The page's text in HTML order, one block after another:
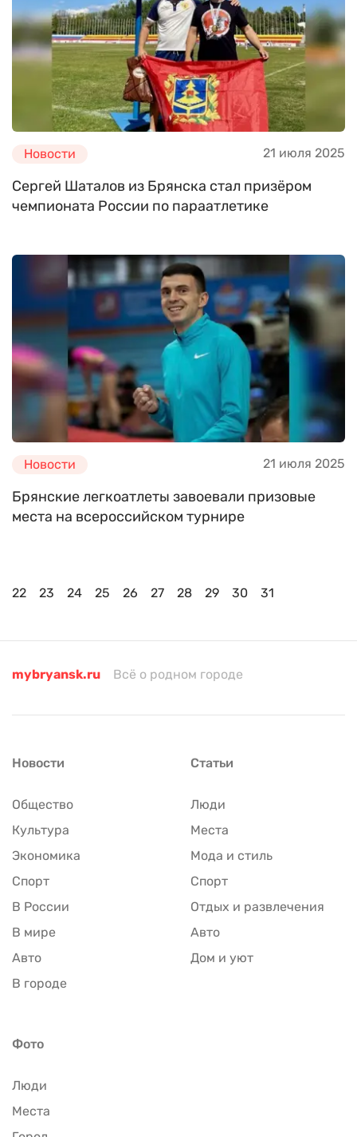
Новости 21 июля 2025
Сергей Шаталов из Брянска стал призёром
чемпионата России по параатлетике
Новости 21 июля 2025
Брянские легкоатлеты завоевали призовые
места на всероссийском турнире
22 23 24 25 26 27 28 29 30 31
mybryansk.ru Всё о родном городе
Новости
Общество
Культура
Экономика
Спорт
В России
В мире
Авто
В городе
Статьи
Люди
Места
Мода и стиль
Спорт
Отдых и развлечения
Авто
Дом и уют
Фото
Люди
Места